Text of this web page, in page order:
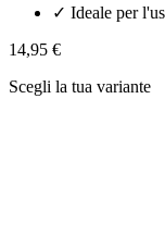
✓ Ideale per
14,95 €
Scegli la tua variante